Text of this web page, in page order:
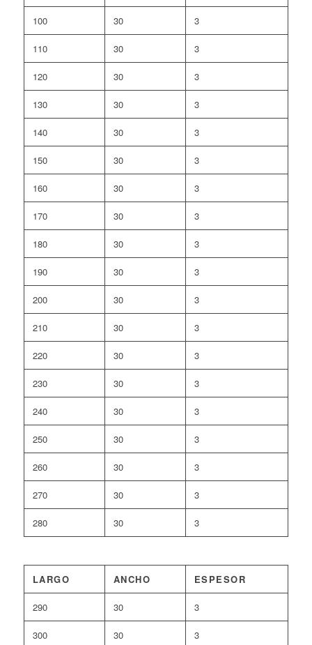
100 30 3
110 30 3
120 30 3
130 30 3
140 30 3
150 30 3
160 30 3
170 30 3
180 30 3
190 30 3
200 30 3
210 30 3
220 30 3
230 30 3
240 30 3
250 30 3
260 30 3
270 30 3
280 30 3
LARGO ANCHO ESPESOR
290 30 3
300 30 3